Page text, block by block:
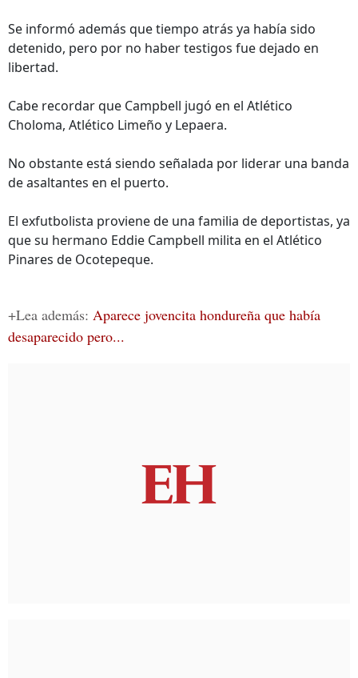
Se informó además que tiempo atrás ya había sido
detenido, pero por no haber testigos fue dejado en
libertad.
Cabe recordar que Campbell jugó en el Atlético
Choloma, Atlético Limeño y Lepaera.
No obstante está siendo señalada por liderar una banda
de asaltantes en el puerto.
El exfutbolista proviene de una familia de deportistas, ya
que su hermano Eddie Campbell milita en el Atlético
Pinares de Ocotepeque.
+Lea además: Aparece jovencita hondureña que había
desaparecido pero...